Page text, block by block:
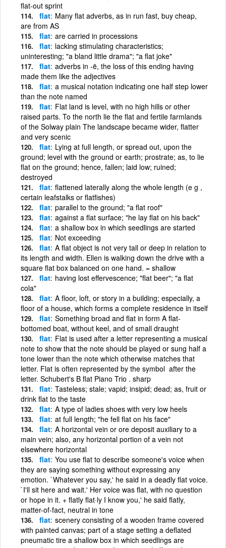
flat-out sprint
flat Many flat adverbs, as in run fast, buy cheap,
are from AS
flat are carried in processions
flat lacking stimulating characteristics;
uninteresting; "a bland little drama"; "a flat joke"
flat adverbs in -ë, the loss of this ending having
made them like the adjectives
flat a musical notation indicating one half step lower
than the note named
flat Flat land is level, with no high hills or other
raised parts. To the north lie the flat and fertile farmlands
of the Solway plain The landscape became wider, flatter
and very scenic
flat Lying at full length, or spread out, upon the
ground; level with the ground or earth; prostrate; as, to lie
flat on the ground; hence, fallen; laid low; ruined;
destroyed
flat flattened laterally along the whole length (e g ,
certain leafstalks or flatfishes)
flat parallel to the ground; "a flat roof"
flat against a flat surface; "he lay flat on his back"
flat a shallow box in which seedlings are started
flat Not exceeding
flat A flat object is not very tall or deep in relation to
its length and width. Ellen is walking down the drive with a
square flat box balanced on one hand. = shallow
flat having lost effervescence; "flat beer"; "a flat
cola"
flat A floor, loft, or story in a building; especially, a
floor of a house, which forms a complete residence in itself
flat Something broad and flat in form A flat-
bottomed boat, without keel, and of small draught
flat Flat is used after a letter representing a musical
note to show that the note should be played or sung half a
tone lower than the note which otherwise matches that
letter. Flat is often represented by the symbol  after the
letter. Schubert's B flat Piano Trio . sharp
flat Tasteless; stale; vapid; insipid; dead; as, fruit or
drink flat to the taste
flat A type of ladies shoes with very low heels
flat at full length; "he fell flat on his face"
flat A horizontal vein or ore deposit auxiliary to a
main vein; also, any horizontal portion of a vein not
elsewhere horizontal
flat You use flat to describe someone's voice when
they are saying something without expressing any
emotion. `Whatever you say,' he said in a deadly flat voice.
`I'll sit here and wait.' Her voice was flat, with no question
or hope in it. + flatly flat·ly I know you,' he said flatly,
matter-of-fact, neutral in tone
flat scenery consisting of a wooden frame covered
with painted canvas; part of a stage setting a deflated
pneumatic tire a shallow box in which seedlings are